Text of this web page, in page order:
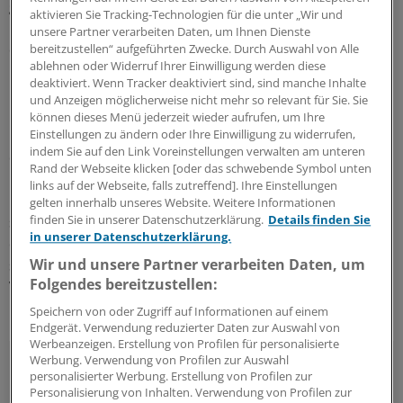
gearbeitet wird. Ärzte, Ernährungsexperten,
Psychologen arbeiten Hand in Hand und sorgen dafür,
dass die Ursachen des Übergewichts mit der jeweils
richtigen Expertise bekämpft wird.
Drittens, weil eine Case-Managerin die Fäden in der
Hand behält und dafür sorgt, dass die Patienten nicht an
den Schnittstellen des Systems scheitern.
Und viertens , weil das erforderliche Geld zur Verfügung
steht. Kostenträger sehen sich bislang nicht in der Lage,
diese abgestimmte Arbeit zu finanzieren. Genau für
solche Fälle hat Schleswig-Holstein den
Versorgungssicherungsfonds aufgelegt– eine gute
Entscheidung.
Schreiben Sie dem Autor:gp@springer.com
aktivieren Sie Tracking-Technologien für die unter „Wir und
unsere Partner verarbeiten Daten, um Ihnen Dienste
bereitzustellen“ aufgeführten Zwecke. Durch Auswahl von Alle
ablehnen oder Widerruf Ihrer Einwilligung werden diese
deaktiviert. Wenn Tracker deaktiviert sind, sind manche Inhalte
und Anzeigen möglicherweise nicht mehr so relevant für Sie. Sie
können dieses Menü jederzeit wieder aufrufen, um Ihre
Einstellungen zu ändern oder Ihre Einwilligung zu widerrufen,
indem Sie auf den Link Voreinstellungen verwalten am unteren
Rand der Webseite klicken [oder das schwebende Symbol unten
links auf der Webseite, falls zutreffend]. Ihre Einstellungen
gelten innerhalb unseres Website. Weitere Informationen
finden Sie in unserer Datenschutzerklärung. Details finden Sie
in unserer Datenschutzerklärung.
Wir und unsere Partner verarbeiten Daten, um
Folgendes bereitzustellen:
Speichern von oder Zugriff auf Informationen auf einem
Endgerät. Verwendung reduzierter Daten zur Auswahl von
Werbeanzeigen. Erstellung von Profilen für personalisierte
Werbung. Verwendung von Profilen zur Auswahl
personalisierter Werbung. Erstellung von Profilen zur
Personalisierung von Inhalten. Verwendung von Profilen zur